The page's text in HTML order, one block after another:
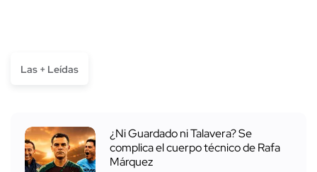
Las + Leídas
¿Ni Guardado ni Talavera? Se
complica el cuerpo técnico de Rafa
Márquez